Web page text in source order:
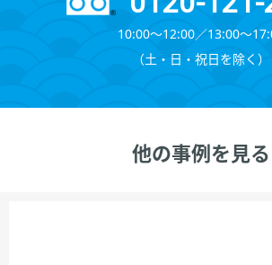
10:00～12:00∕13:00～
（⼟・⽇・祝⽇を除く）
他の事例を見る